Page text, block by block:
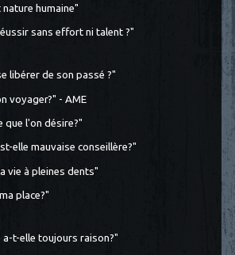
humaine"
sans effort ni talent ?"
libérer de son passé ?"
voyager?" - AME
que l'on désire?"
elle mauvaise conseillère?"
vie à pleines dents"
place?"
a-t-elle toujours raison?"